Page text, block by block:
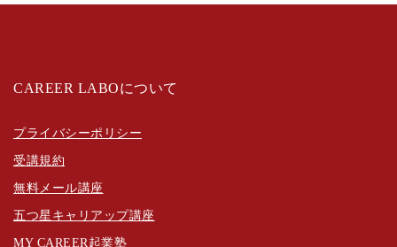
CAREER LABOについて
プライバシーポリシー
受講規約
無料メール講座
五つ星キャリアップ講座
MY CAREER起業塾